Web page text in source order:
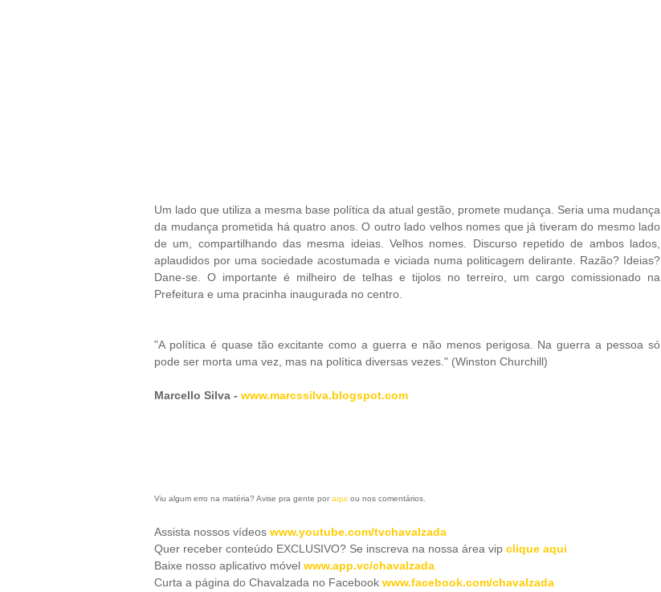
Um lado que utiliza a mesma base política da atual gestão, promete mudança. Seria uma mudança
da mudança prometida há quatro anos. O outro lado velhos nomes que já tiveram do mesmo lado
de um, compartilhando das mesma ideias. Velhos nomes. Discurso repetido de ambos lados,
aplaudidos por uma sociedade acostumada e viciada numa politicagem delirante. Razão? Ideias?
Dane-se. O importante é milheiro de telhas e tijolos no terreiro, um cargo comissionado na
Prefeitura e uma pracinha inaugurada no centro.
"A política é quase tão excitante como a guerra e não menos perigosa. Na guerra a pessoa só
pode ser morta uma vez, mas na política diversas vezes." (Winston Churchill)
Marcello Silva - www.marcssilva.blogspot.com
Viu algum erro na matéria? Avise pra gente por aqui ou nos comentários.
Assista nossos vídeos www.youtube.com/tvchavalzada
Quer receber conteúdo EXCLUSIVO? Se inscreva na nossa área vip clique aqui
Baixe nosso aplicativo móvel www.app.vc/chavalzada
Curta a página do Chavalzada no Facebook www.facebook.com/chavalzada